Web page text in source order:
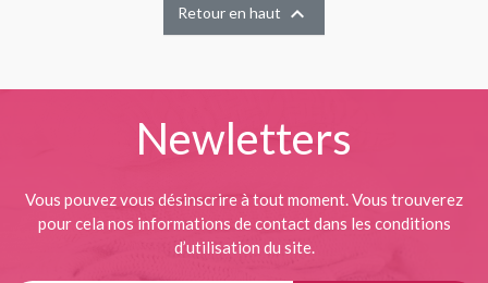
Retour en haut 
Newletters
Vous pouvez vous désinscrire à tout moment. Vous trouverez
pour cela nos informations de contact dans les conditions
d’utilisation du site.